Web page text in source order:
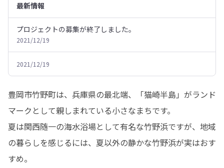
最新情報
プロジェクトの募集が終了しました。
2021/12/19
2021/12/19
豊岡市竹野町は、兵庫県の最北端、「猫崎半島」がランド
マークとして親しまれている小さなまちです。
夏は関西随一の海水浴場として有名な竹野浜ですが、地域
の暮らしを感じるには、夏以外の静かな竹野浜が実はおす
すめ。